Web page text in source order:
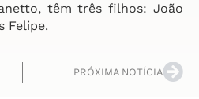
têm três filhos: João
Felipe.
PRÓXIMA NOTÍCIA